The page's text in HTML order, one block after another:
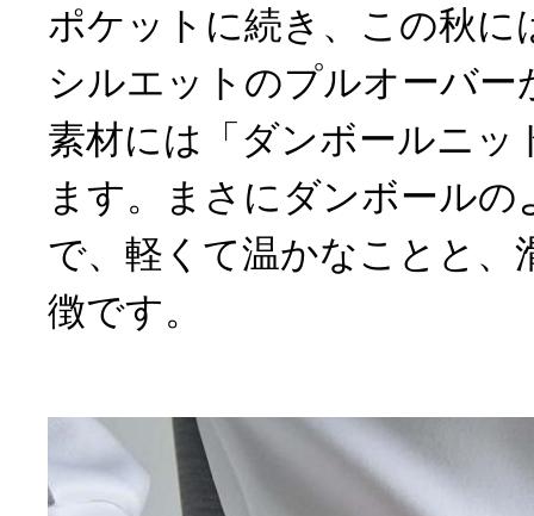
ポケットに続き、この秋に
シルエットのプルオーバー
素材には「ダンボールニッ
ます。まさにダンボールの
で、軽くて温かなことと、
徴です。